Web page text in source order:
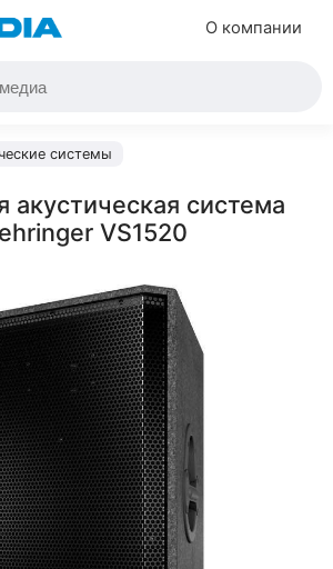
О компании
системы
акустическая система
VS1520